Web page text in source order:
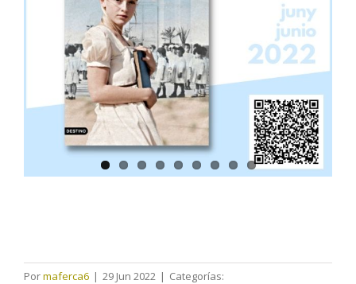
Pormaferca6 | 29 Jun 2022 | Categorías: